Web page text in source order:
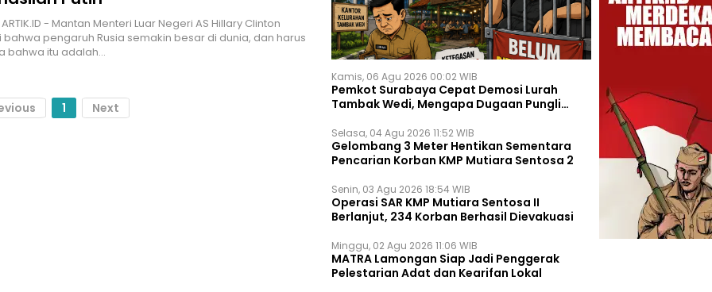
ARTIK.ID - Mantan Menteri Luar Negeri AS Hillary Clinton
pengaruh Rusia semakin besar di dunia, dan harus
bahwa itu adalah…
1 Next
Kamis, 06 Agu 2026 00:02 WIB
Pemkot Surabaya Cepat Demosi Lurah
Tambak Wedi, Mengapa Dugaan Pungli
Selasa, 04 Agu 2026 11:52 WIB
Gelombang 3 Meter Hentikan Sementara
Pencarian Korban KMP Mutiara Sentosa 2
Senin, 03 Agu 2026 18:54 WIB
Operasi SAR KMP Mutiara Sentosa II
Berlanjut, 234 Korban Berhasil Dievakuasi
Minggu, 02 Agu 2026 11:06 WIB
MATRA Lamongan Siap Jadi Penggerak
Pelestarian Adat dan Kearifan Lokal